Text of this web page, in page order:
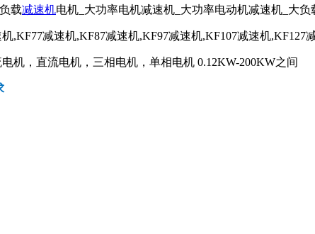
载减速机电机_大功率电机减速机_大功率电动机减速机_大
,KF77减速机,KF87减速机,KF97减速机,KF107减速机,KF127
机，直流电机，三相电机，单相电机 0.12KW-200KW之间